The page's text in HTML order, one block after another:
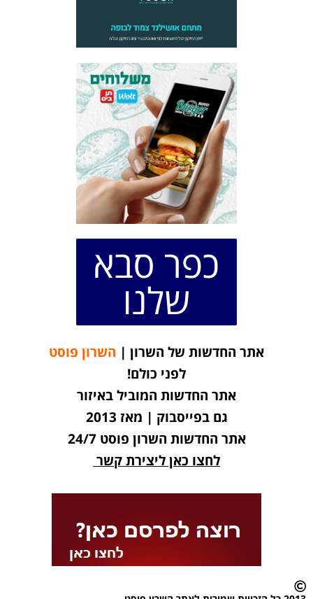
כפר סבא
שלנו
אתר החדשות של השרון | השרון פוסט
לפני כולם!
אתר החדשות המוביל באיזור
גם בפייסבוק | מאז 2013
אתר החדשות השרון פוסט 24/7
לחצו כאן ליצירת קשר